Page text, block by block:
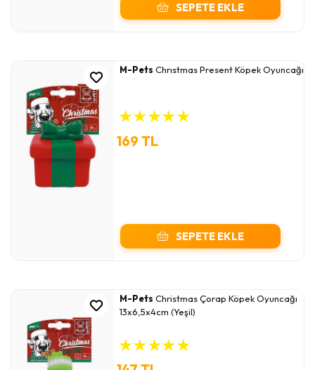
SEPETE EKLE
M-Pets Chrıstmas Present Köpek Oyuncağı
★★★★★
169 TL
SEPETE EKLE
M-Pets Christmas Çorap Köpek Oyuncağı
13x6,5x4cm (Yeşil)
★★★★★